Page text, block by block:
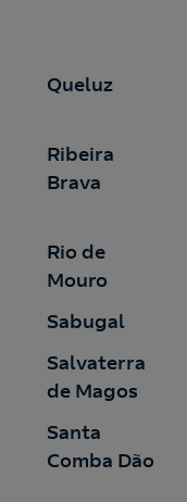
Queluz
Ribeira
Brava
Rio de
Mouro
Sabugal
Salvaterra
de Magos
Santa
Comba Dão